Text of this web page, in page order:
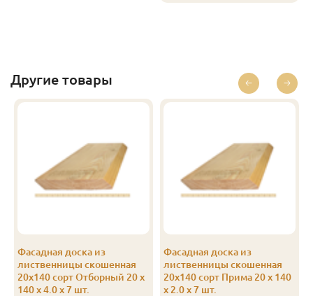
5 750
Другие товары
Фасадная доска из
лиственницы скошенная
20х140 сорт Отборный 20 x
140 x 4.0 x 7 шт.
Фасадная доска из
лиственницы скошенная
20х140 сорт Прима 20 x 140
x 2.0 x 7 шт.